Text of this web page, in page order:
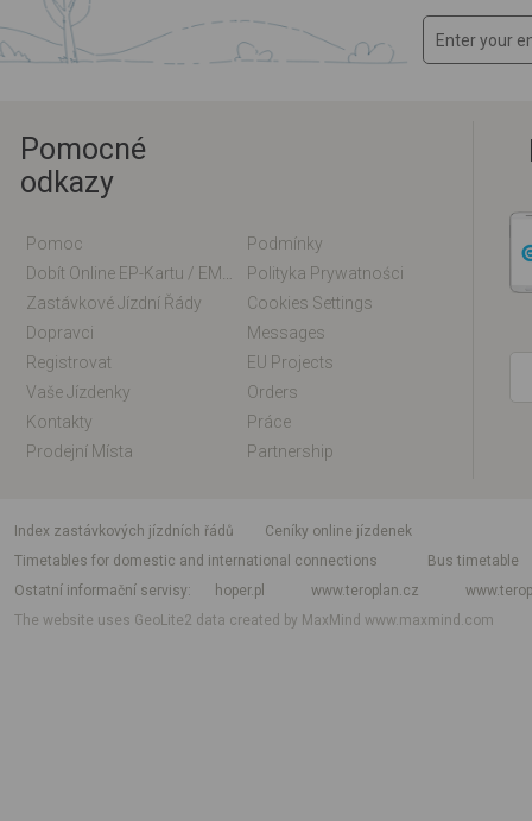
Pomocné
odkazy
Pomoc
Podmínky
Polityka Prywatności
Zastávkové Jízdní Řády
Cookies Settings
Dopravci
Messages
Registrovat
EU Projects
Vaše Jízdenky
Orders
Kontakty
Práce
Prodejní Místa
Partnership
index zastávkových jízdních řádů
Ceníky online jízdenek
Timetables for domestic and international connections
Bus timetable
Ostatní informační servisy
hoper.pl www.teroplan.cz
The website uses GeoLite2 data created by MaxMindwww.maxmind.com